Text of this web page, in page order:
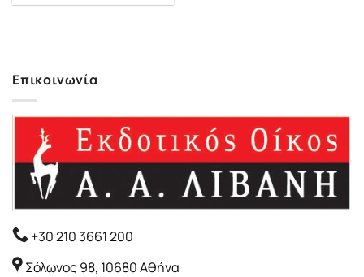
Επικοινωνία
+30 210 3661 200
Σόλωνος 98, 10680 Αθήνα